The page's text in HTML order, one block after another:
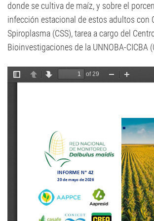
donde se cultiva de maíz, y sobre el
infección estacional de estos adultos con
Spiroplasma (CSS), tarea a cargo del
Bioinvestigaciones de la UNNOBA-CICBA